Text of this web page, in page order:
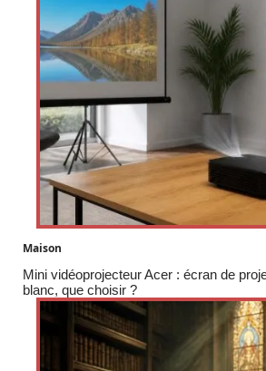
Maison
Mini vidéoprojecteur Acer : écran de
blanc, que choisir ?